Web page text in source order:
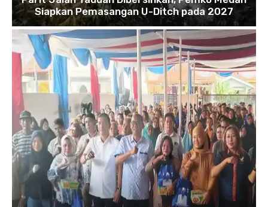
Siapkan Pemasangan U-Ditch pada 2027